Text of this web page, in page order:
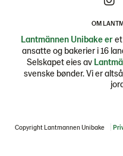
OM
Lantmännen Unibake eret
ansatte og bakerier i 16
Selskapet eies av
svenske bønder. Vi er
Copyright Lantmannen Unibake